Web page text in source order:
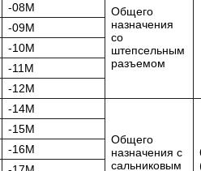
Общего
назначения
со
штепсельным
разъемом
-08М
-09М
-10М
-11М
-12М
-14М
Общего
назначения с
сальниковым
-15М
-16М